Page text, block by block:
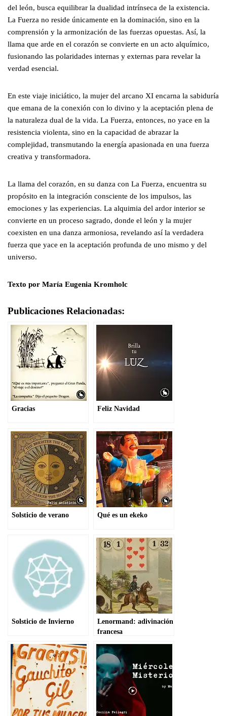
del león, busca equilibrar la dualidad intrínseca de la existencia.
La Fuerza no reside únicamente en la dominación, sino en la
comprensión y la armonización de las fuerzas opuestas. Así, la
llama que arde en el corazón se convierte en un acto alquímico,
fusionando las polaridades internas y externas para revelar la
verdad esencial.
En este viaje iniciático, la mujer del arcano XI encarna la sabiduría
que emana de la conexión con lo divino y la aceptación plena de
la naturaleza dual de la vida. La Fuerza, entonces, no yace en la
resistencia violenta, sino en la capacidad de abrazar la
complejidad, transmutando la energía apasionada en una fuerza
creativa y transformadora.
La llama del corazón, en su danza con La Fuerza, encuentra su
propósito en la integración consciente de los impulsos, las
emociones y las experiencias. La alquimia del ardor interior se
convierte en un proceso sagrado, donde el león y la mujer
coexisten en una danza armoniosa, revelando así la verdadera
fuerza que yace en la aceptación profunda de uno mismo y del
universo.
Texto por María Eugenia Kromholc
Publicaciones Relacionadas:
Gracias Feliz Navidad
Solsticio de verano Qué es un ekeko
Solsticio de Invierno
Lenormand: adivinación
francesa